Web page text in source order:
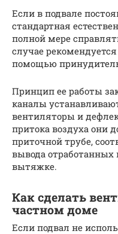
Если в подвале
стандартная
полной мере
случае
помощью
Принцип ее работы
каналы
вентиляторы и
притока воздуха они
приточной трубе,
вывода
вытяжке.
Как сделать
частном доме
Если подвал не